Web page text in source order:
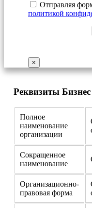
Отправляя
политикой
×
Реквизиты
Полное
наименование
организации
Сокращенное
наименование
Организационно-
правовая форма